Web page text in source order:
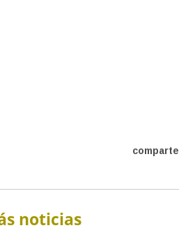
comparte
noticias